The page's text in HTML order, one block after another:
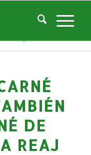
Cultura /
DE
REAJ